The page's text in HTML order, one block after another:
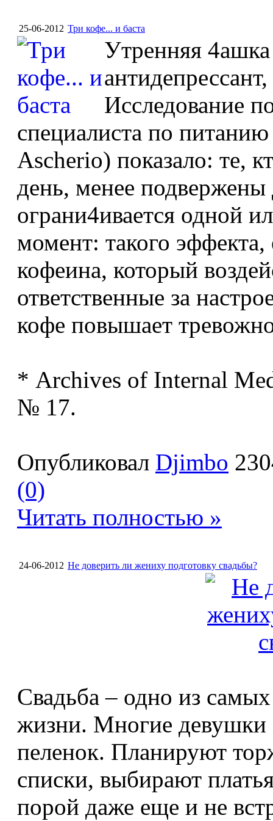
25-06-2012 Три кофе... и баста
Утренняя
Исследование
специалиста по
Ascherio) показало: те,
день, менее подвержены
ограни4ивается одной
момент: такого эффекта,
кофеина, который
ответственные за
кофе повышает
* Archives of Internal
№ 17.
Опубликовал Djimbo
(0)
Читать полностью »
24-06-2012 Не доверить ли жениху подготовку свадьбы?
Свадьба – одно из
жизни. Многие девушки
пеленок. Планируют
списки, выбирают
порой даже еще и не